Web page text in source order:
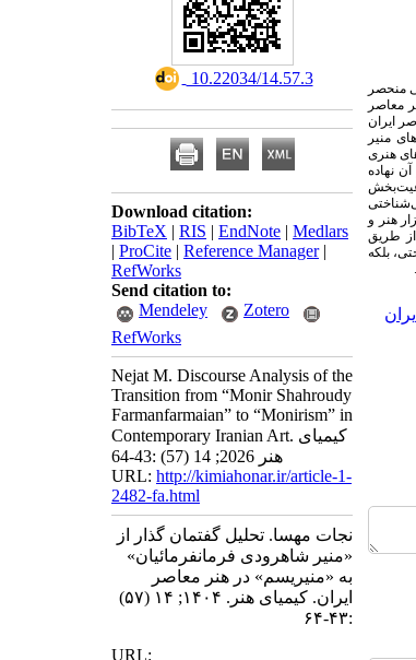
منحصر
معاصر
ایران
منیر
هنری
نهاده
هنر و
طریق
بلکه
‎ 10.22034/14.57.3
Download citation:
BibTeX | RIS | EndNote | Medlars
| ProCite | Reference Manager|
RefWorks
Send citation to:
Mendeley
Zotero
RefWorks
Nejat M. Discourse Analysis of the
Transition from “Monir Shahroudy
Farmanfarmaian” to “Monirism” in
Contemporary Iranian Art. کیمیای
هنر 2026; 14 (57) :43-64
URL: http://kimiahonar.ir/article-1-
2482-fa.html
نجات مهسا. تحلیل گفتمان گذار از
«منیر شاهرودی فرمانفرمائیان»
به «منیریسم» در هنر معاصر
ایران. کیمیای هنر. ۱۴۰۴; ۱۴ (۵۷)
:۴۳-۶۴
URL: